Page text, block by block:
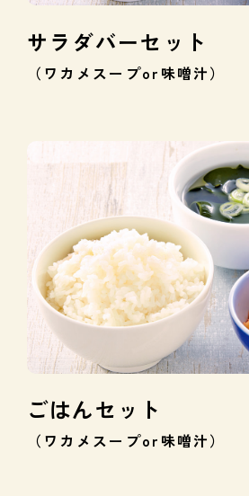
サラダバーセット
（ワカメスープor味噌汁）
ごはんセット
（ワカメスープor味噌汁）